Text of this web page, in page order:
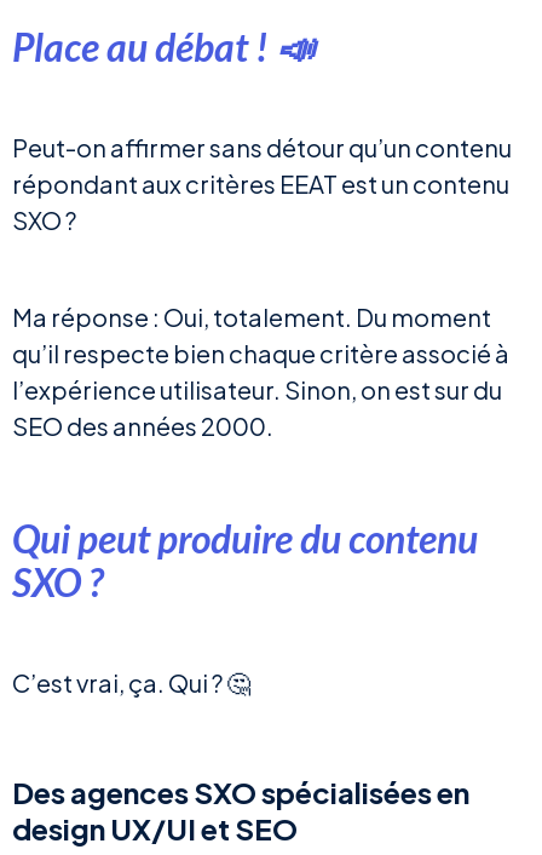
Place au débat ! 📣
Peut-on affirmer sans détour qu’un contenu
répondant aux critères EEAT est un contenu
SXO ?
Ma réponse : Oui, totalement. Du moment
qu’il respecte bien chaque critère associé à
l’expérience utilisateur. Sinon, on est sur du
SEO des années 2000.
Qui peut produire du contenu
SXO ?
C’est vrai, ça. Qui ? 🤔
Des agences SXO spécialisées en
design UX/UI et SEO